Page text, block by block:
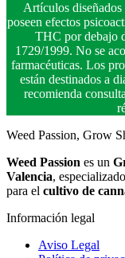
Artículos
poseen efectos
THC por debajo
1729/1999. No se
farmacéuticas. Los
están destinados a
recomienda
Weed Passion, Grow
Weed Passion es un
Valencia,
para el cultivo de
Información legal
Aviso Legal